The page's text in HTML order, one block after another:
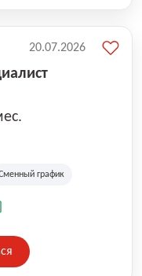
график
20.07.2026